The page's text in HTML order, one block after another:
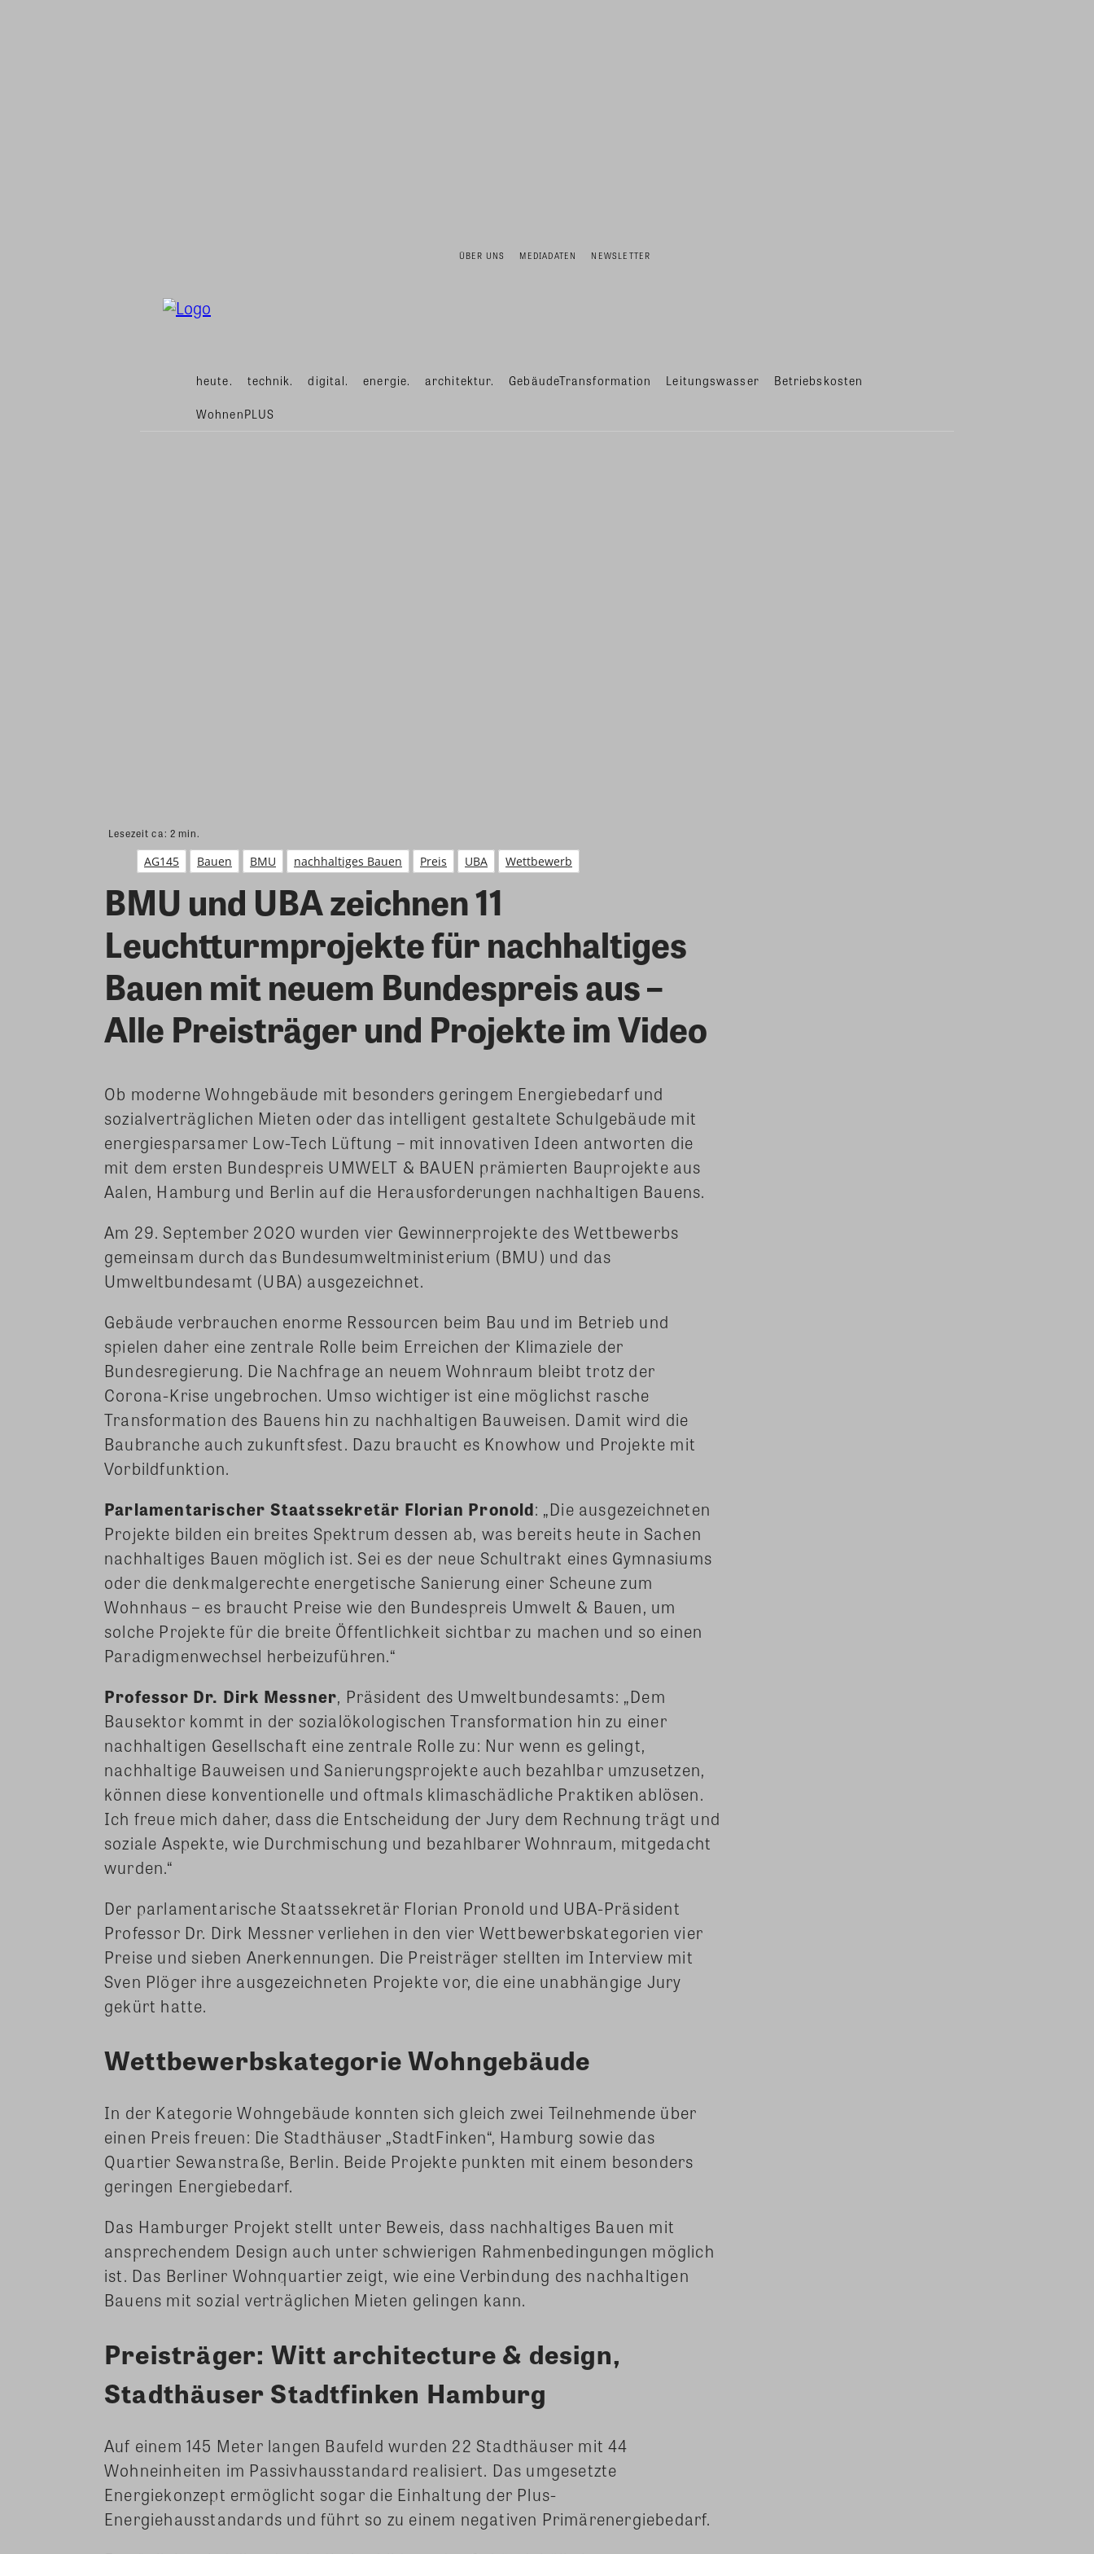
ÜBER UNS MEDIADATEN NEWSLETTER
heute. technik. digital. energie. architektur. GebäudeTransformation Leitungswasser Betriebskosten
WohnenPLUS
Lesezeit ca: 2 min.
AG145 Bauen BMU nachhaltiges Bauen Preis UBA Wettbewerb
BMU und UBA zeichnen 11
Leuchtturmprojekte für nachhaltiges
Bauen mit neuem Bundespreis aus –
Alle Preisträger und Projekte im Video
Ob moderne Wohngebäude mit besonders geringem Energiebedarf und
sozialverträglichen Mieten oder das intelligent gestaltete Schulgebäude mit
energiesparsamer Low-Tech Lüftung – mit innovativen Ideen antworten die
mit dem ersten Bundespreis UMWELT & BAUEN prämierten Bauprojekte aus
Aalen, Hamburg und Berlin auf die Herausforderungen nachhaltigen Bauens.
Am 29. September 2020 wurden vier Gewinnerprojekte des Wettbewerbs
gemeinsam durch das Bundesumweltministerium (BMU) und das
Umweltbundesamt (UBA) ausgezeichnet.
Gebäude verbrauchen enorme Ressourcen beim Bau und im Betrieb und
spielen daher eine zentrale Rolle beim Erreichen der Klimaziele der
Bundesregierung. Die Nachfrage an neuem Wohnraum bleibt trotz der
Corona-Krise ungebrochen. Umso wichtiger ist eine möglichst rasche
Transformation des Bauens hin zu nachhaltigen Bauweisen. Damit wird die
Baubranche auch zukunftsfest. Dazu braucht es Knowhow und Projekte mit
Vorbildfunktion.
Parlamentarischer Staatssekretär Florian Pronold: „Die ausgezeichneten
Projekte bilden ein breites Spektrum dessen ab, was bereits heute in Sachen
nachhaltiges Bauen möglich ist. Sei es der neue Schultrakt eines Gymnasiums
oder die denkmalgerechte energetische Sanierung einer Scheune zum
Wohnhaus – es braucht Preise wie den Bundespreis Umwelt & Bauen, um
solche Projekte für die breite Öffentlichkeit sichtbar zu machen und so einen
Paradigmenwechsel herbeizuführen.“
Professor Dr. Dirk Messner, Präsident des Umweltbundesamts: „Dem
Bausektor kommt in der sozialökologischen Transformation hin zu einer
nachhaltigen Gesellschaft eine zentrale Rolle zu: Nur wenn es gelingt,
nachhaltige Bauweisen und Sanierungsprojekte auch bezahlbar umzusetzen,
können diese konventionelle und oftmals klimaschädliche Praktiken ablösen.
Ich freue mich daher, dass die Entscheidung der Jury dem Rechnung trägt und
soziale Aspekte, wie Durchmischung und bezahlbarer Wohnraum, mitgedacht
wurden.“
Der parlamentarische Staatssekretär Florian Pronold und UBA-Präsident
Professor Dr. Dirk Messner verliehen in den vier Wettbewerbskategorien vier
Preise und sieben Anerkennungen. Die Preisträger stellten im Interview mit
Sven Plöger ihre ausgezeichneten Projekte vor, die eine unabhängige Jury
gekürt hatte.
Wettbewerbskategorie Wohngebäude
In der Kategorie Wohngebäude konnten sich gleich zwei Teilnehmende über
einen Preis freuen: Die Stadthäuser „StadtFinken“, Hamburg sowie das
Quartier Sewanstraße, Berlin. Beide Projekte punkten mit einem besonders
geringen Energiebedarf.
Das Hamburger Projekt stellt unter Beweis, dass nachhaltiges Bauen mit
ansprechendem Design auch unter schwierigen Rahmenbedingungen möglich
ist. Das Berliner Wohnquartier zeigt, wie eine Verbindung des nachhaltigen
Bauens mit sozial verträglichen Mieten gelingen kann.
Preisträger: Witt architecture & design,
Stadthäuser Stadtfinken Hamburg
Auf einem 145 Meter langen Baufeld wurden 22 Stadthäuser mit 44
Wohneinheiten im Passivhausstandard realisiert. Das umgesetzte
Energiekonzept ermöglicht sogar die Einhaltung der Plus-
Energiehausstandards und führt so zu einem negativen Primärenergiebedarf.